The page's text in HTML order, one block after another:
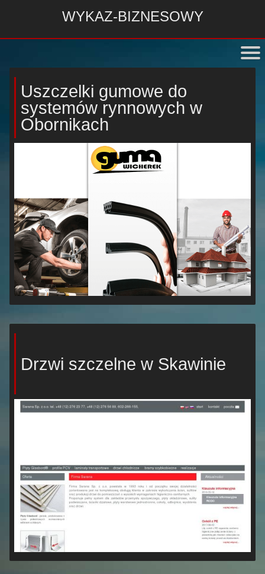
WYKAZ-BIZNESOWY
Uszczelki gumowe do
systemów rynnowych w
Obornikach
Drzwi szczelne w Skawinie